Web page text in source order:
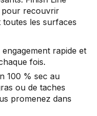
pour recouvrir
les surfaces
rapide et
fois.
100 % sec au
ou de taches
promenez dans